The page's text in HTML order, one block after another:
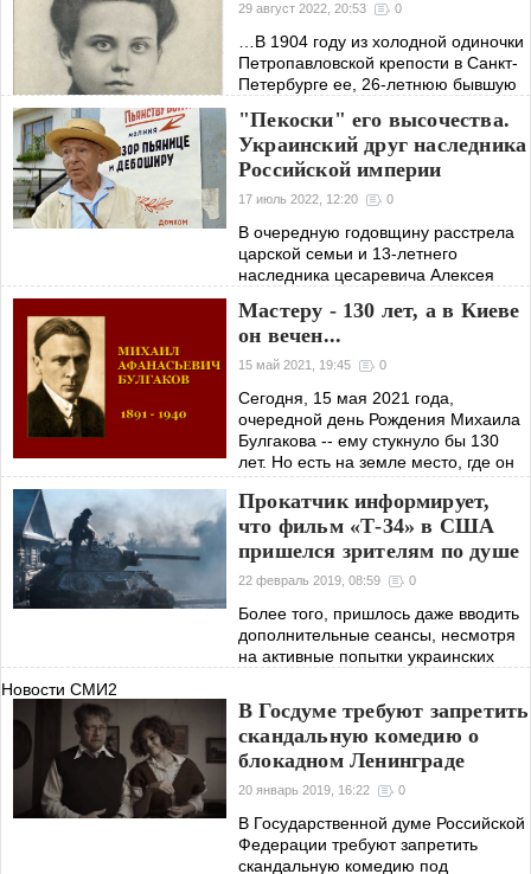
29 август 2022, 20:53 0
…В 1904 году из холодной одиночки
Петропавловской крепости в Санкт-
Петербурге ее, 26-летнюю бывшую
революционеркой, отправили в
ссылку в Харьков. Под надзор
полиции. Видимо, в
"Пекоски" его высочества.
Украинский друг наследника
Российской империи
17 июль 2022, 12:20 0
В очередную годовщину расстрела
царской семьи и 13-летнего
наследника цесаревича Алексея
июля уже мало кто вспоминает, что
среди тех немногих простых людей,
которые,
Мастеру - 130 лет, а в Киеве
он вечен...
15 май 2021, 19:45 0
Сегодня, 15 мая 2021 года,
очередной день Рождения Михаила
Булгакова -- ему стукнуло бы 130
лет. Но есть на земле место, где он
точно вечен. Это Киев! Он там
родился, там его душа и дух. Там
его
Прокатчик информирует,
что фильм «Т-34» в США
пришелся зрителям по душе
22 февраль 2019, 08:59 0
Более того, пришлось даже вводить
дополнительные сеансы, несмотря
на активные попытки украинских
регионах билеты были распроданы
очень быстро.
Новости СМИ2
В Госдуме требуют запретить
скандальную комедию о
блокадном Ленинграде
20 январь 2019, 16:22 0
В Государственной думе Российской
Федерации требуют запретить
скандальную комедию под